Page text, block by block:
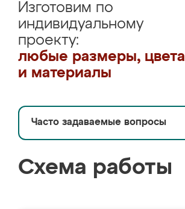
Изготовим по
индивидуальному
проекту:
любые размеры, цвета
и материалы
Часто задаваемые вопросы
Схема работы